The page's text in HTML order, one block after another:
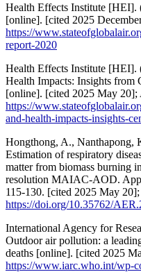
Health Effects Institute [HEI].
[online]. [cited 2025
https://
report-2020
Health Effects Institute [HEI].
Health Impacts: Insights from
[online]. [cited 2025 May 20];
https://
and-health-impacts-insights-
Hongthong, A., Nanthapong,
Estimation of respiratory
matter from biomass burning
resolution MAIAC-AOD.
115-130. [cited 2025 May
https://doi.org/10.35762/
International Agency for
Outdoor air pollution: a
deaths [online]. [cited 2025
https://www.iarc.who.int/wp-